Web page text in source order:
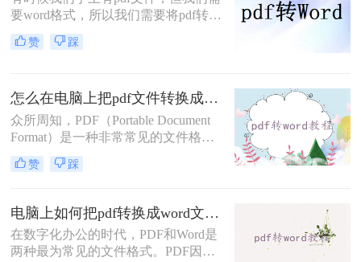
换。那么pdf转word怎么转换免费呢？
本文将为您介绍几种常用的免费转换
方法。
要word格式，所以我们需要将pdf转
word如何保留原格式，那么你知道怎
么将pdf转word吗？小编今天给大家整
握，快快收藏起来吧。
赞 踩
怎么在电脑上把pdf文件转换成word？看看这二个方法!
众所周知，PDF（Portable Document
Format）是一种非常常见的文件格
式，而Word文档则是我们经常使用的
编辑和排版工具。如果你遇到了需要
你可能会有一些困扰。那么怎么在电
脑上把pdf文件转换成word呢？本文将
向你介绍一些简便的方法，让你可以
轻松地在电脑上进行PDF到Word的转
赞 踩
电脑上如何把pdf转换成word文档？值得收藏的四种转换方法！
在数字化办公的时代，PDF和Word是
两种最为常见的文件格式。PDF因其